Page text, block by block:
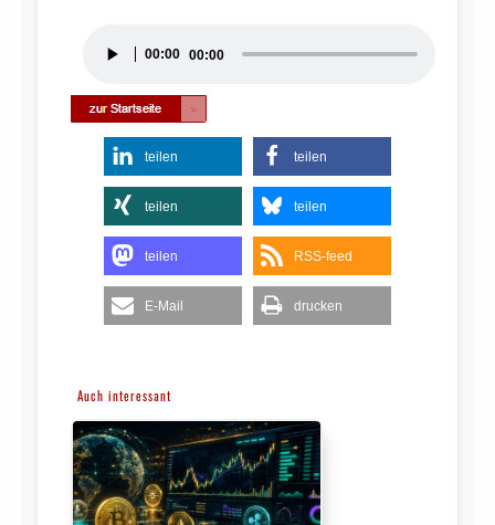
Player
00:00 00:00
teilen teilen
teilen teilen
teilen RSS-feed
E-Mail drucken
Auch interessant